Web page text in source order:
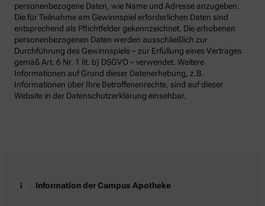
personenbezogene Daten, wie Name und Adresse anzugeben.
Die für Teilnahme am Gewinnspiel erforderlichen Daten sind
entsprechend als Pflichtfelder gekennzeichnet. Die erhobenen
personenbezogenen Daten werden ausschließlich zur
Durchführung des Gewinnspiels – zur Erfüllung eines Vertrages
gemäß Art. 6 Nr. 1 lit. b) DSGVO – verwendet. Weitere
Informationen auf Grund dieser Datenerhebung, z.B.
Informationen über Ihre Betroffenenrechte, sind auf dieser
Website in der Datenschutzerklärung einsehbar.
Information der Campus Apotheke